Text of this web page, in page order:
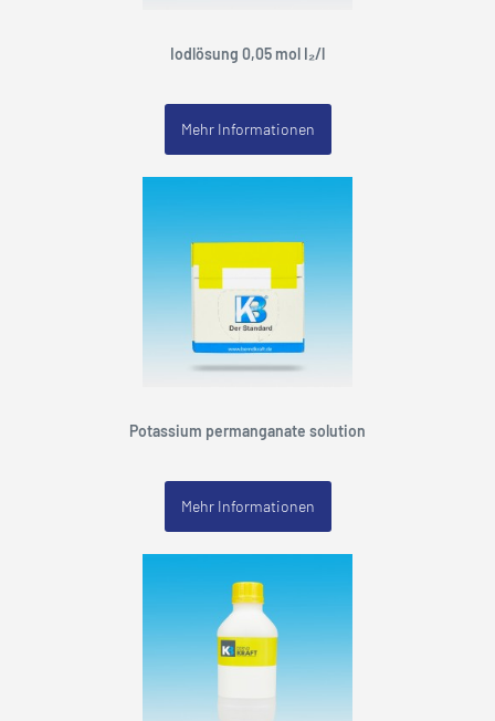
Iodlösung 0,05 mol I₂/l
Mehr Informationen
Potassium permanganate solution
Mehr Informationen